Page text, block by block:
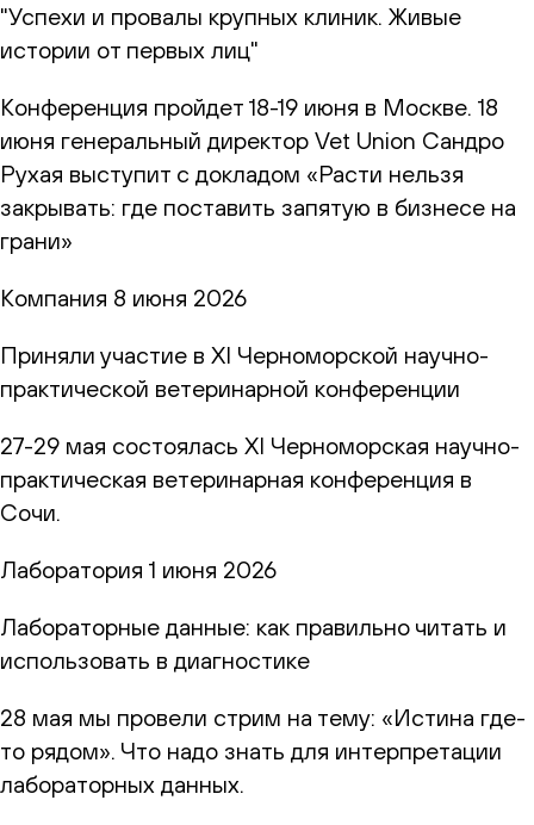
"Успехи и провалы крупных клиник. Живые
истории от первых лиц"
Конференция пройдет 18-19 июня в Москве. 18
июня генеральный директор Vet Union Сандро
Рухая выступит с докладом «Расти нельзя
закрывать: где поставить запятую в бизнесе на
грани»
Компания 8 июня 2026
Приняли участие в XI Черноморской научно-
практической ветеринарной конференции
27-29 мая состоялась XI Черноморская научно-
практическая ветеринарная конференция в
Сочи.
Лаборатория 1 июня 2026
Лабораторные данные: как правильно читать и
использовать в диагностике
28 мая мы провели стрим на тему: «Истина где-
то рядом». Что надо знать для интерпретации
лабораторных данных.